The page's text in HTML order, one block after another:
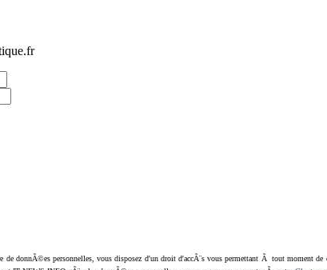
personnelles, vous disposez d'un droit d'accÃ¨s vous permettant Ã tout moment